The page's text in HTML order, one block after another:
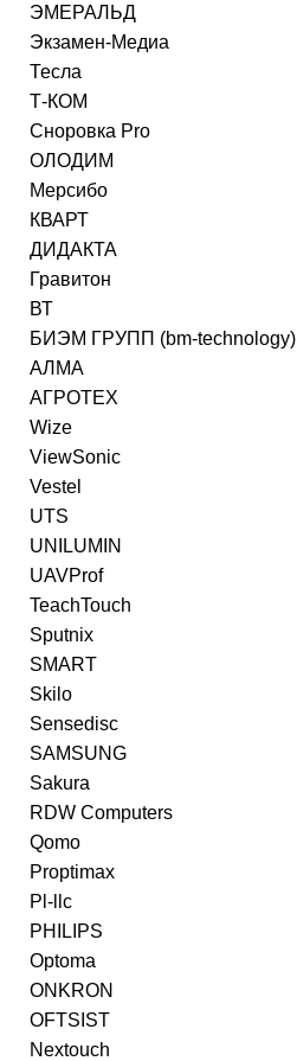
ЭМЕРАЛЬД
Экзамен-Медиа
Тесла
Т-КОМ
Сноровка Pro
ОЛОДИМ
Мерсибо
КВАРТ
ДИДАКТА
Гравитон
ВТ
БИЭМ ГРУПП (bm-technology)
АЛМА
АГРОТЕХ
Wize
ViewSonic
Vestel
UTS
UNILUMIN
UAVProf
TeachTouch
Sputnix
SMART
Skilo
Sensedisc
SAMSUNG
Sakura
RDW Computers
Qomo
Proptimax
Pl-llc
PHILIPS
Optoma
ONKRON
OFTSIST
Nextouch